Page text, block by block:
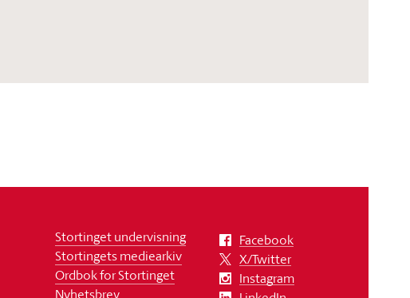
Stortinget undervisning
Stortingets mediearkiv
Ordbok for Stortinget
Nyhetsbrev
Facebook
X/Twitter
Instagram